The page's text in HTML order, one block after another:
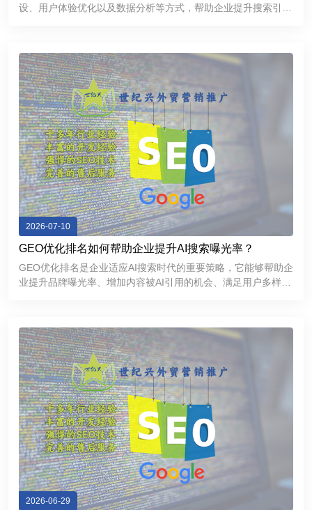
设、用户体验优化以及数据分析等方式，帮助企业提升搜索引擎
度，还能够成为持
2026-07-10
GEO优化排名如何帮助企业提升AI搜索曝光率？
GEO优化排名是企业适应AI搜索时代的重要策略，它能够帮助企
业提升品牌曝光率、增加内容被AI引用的机会、满足用户多样化
2026-06-29